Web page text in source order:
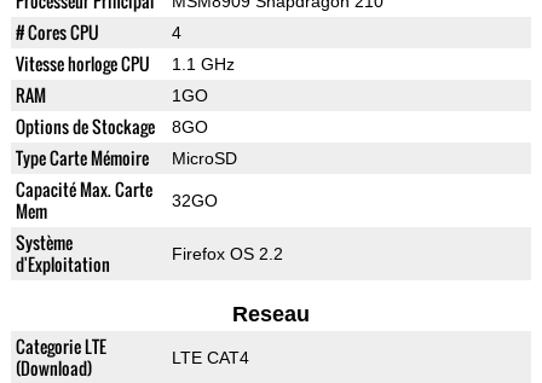
# Cores CPU 4
Vitesse horloge CPU 1.1 GHz
RAM 1GO
Options de Stockage 8GO
Type Carte Mémoire MicroSD
Capacité Max. Carte
Mem
32GO
Système
d'Exploitation
Firefox OS 2.2
Reseau
Categorie LTE
(Download)
LTE CAT4